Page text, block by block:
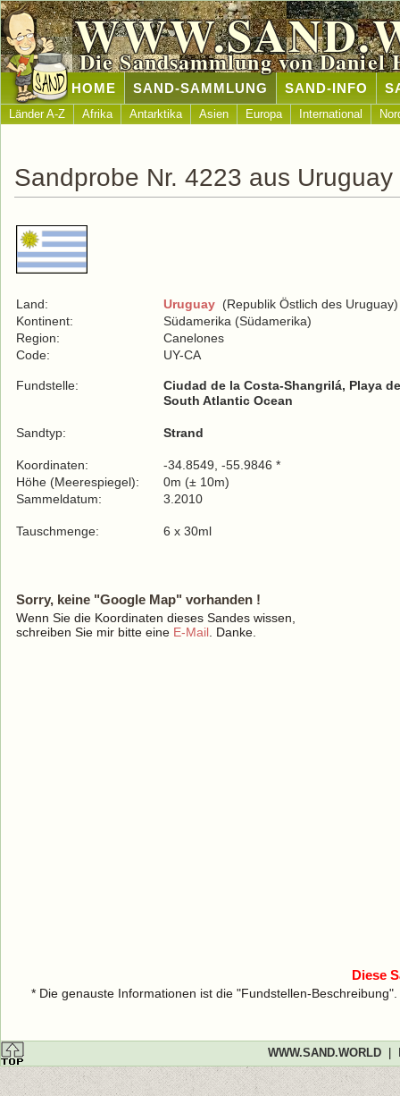
Die Sandsammlung von Daniel
HOME SAND-SAMMLUNG SAND-INFO
Länder A-Z Afrika Antarktika Asien Europa International
Sandprobe Nr. 4223 aus Uruguay
Land: Uruguay (Republik Östlich des Uruguay)
Kontinent:
Südamerika (Südamerika)
Region:
Canelones
Code:
UY-CA
Fundstelle:
Ciudad de la Costa-Shangrilá, Playa
South Atlantic Ocean
Sandtyp: Strand
Koordinaten:
-34.8549, -55.9846 *
Höhe (Meerespiegel):
0m (± 10m)
Sammeldatum:
3.2010
Tauschmenge: 6 x 30ml
Sorry, keine "Google Map" vorhanden !
Wenn Sie die Koordinaten dieses Sandes wissen,
schreiben Sie mir bitte eine E-Mail . Danke.
Diese
* Die genauste Informationen ist die "Fundstellen-
WWW.SAND.WORLD|